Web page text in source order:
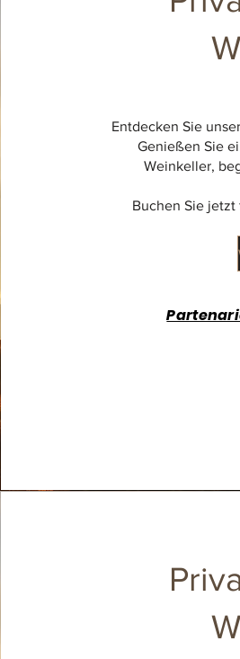
Entdecken Sie
Genießen Sie
Weinkeller,
Buchen Sie